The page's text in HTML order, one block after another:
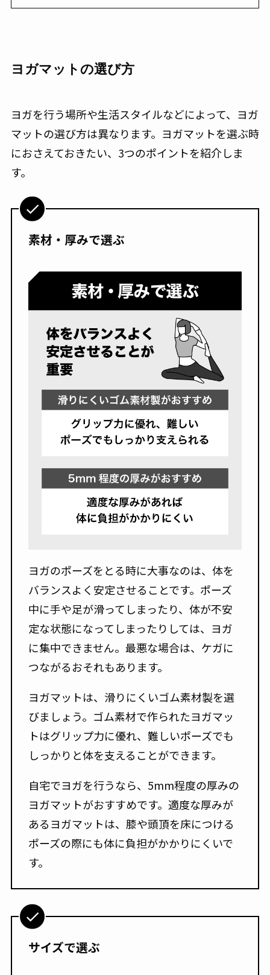
ヨガマットの選び方
ヨガを行う場所や生活スタイルなどによって、ヨガ
マットの選び方は異なります。ヨガマットを選ぶ時
におさえておきたい、3つのポイントを紹介しま
す。
素材・厚みで選ぶ
ヨガのポーズをとる時に大事なのは、体を
バランスよく安定させることです。ポーズ
中に手や足が滑ってしまったり、体が不安
定な状態になってしまったりしては、ヨガ
に集中できません。最悪な場合は、ケガに
つながるおそれもあります。
ヨガマットは、滑りにくいゴム素材製を選
びましょう。ゴム素材で作られたヨガマッ
トはグリップ力に優れ、難しいポーズでも
しっかりと体を支えることができます。
自宅でヨガを行うなら、5mm程度の厚みの
ヨガマットがおすすめです。適度な厚みが
あるヨガマットは、膝や頭頂を床につける
ポーズの際にも体に負担がかかりにくいで
す。
サイズで選ぶ